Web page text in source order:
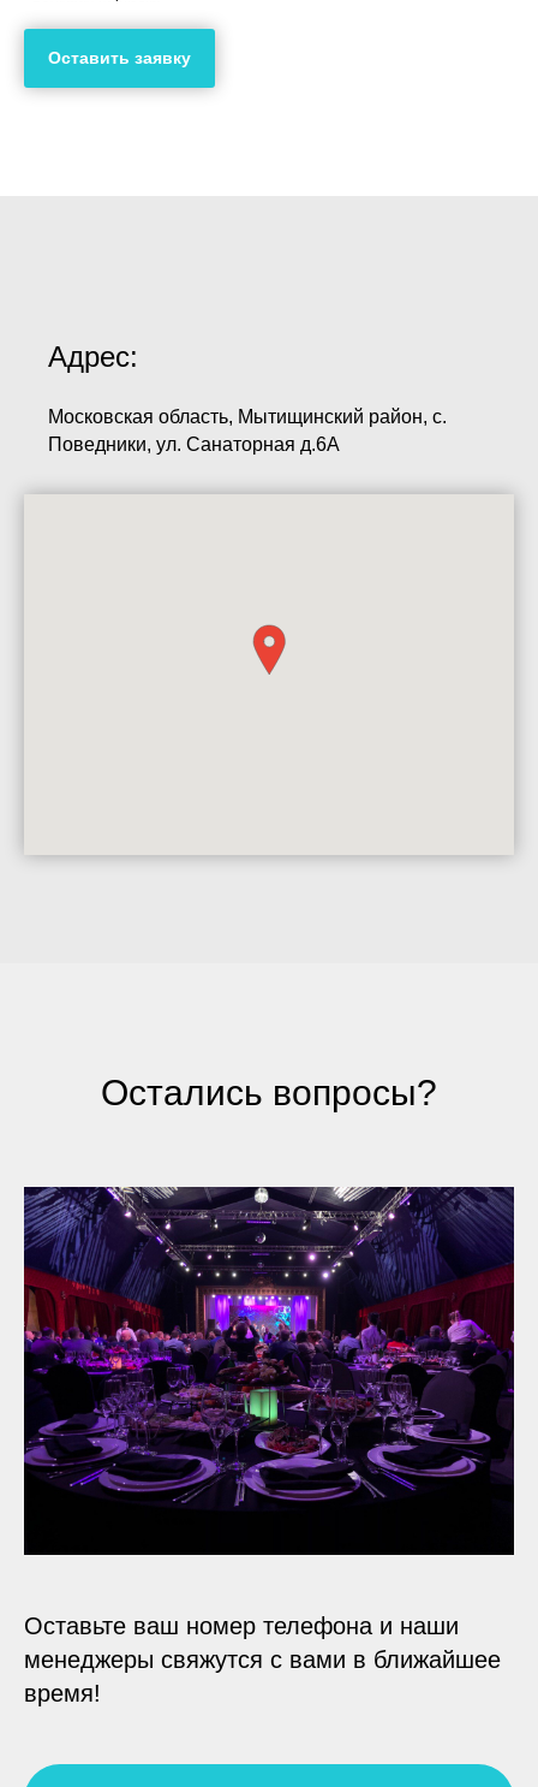
Оставить заявку
Адрес:
Московская область, Мытищинский район, с.
Поведники, ул. Санаторная д.6A
Остались вопросы?
Оставьте ваш номер телефона и наши
менеджеры свяжутся с вами в ближайшее
время!